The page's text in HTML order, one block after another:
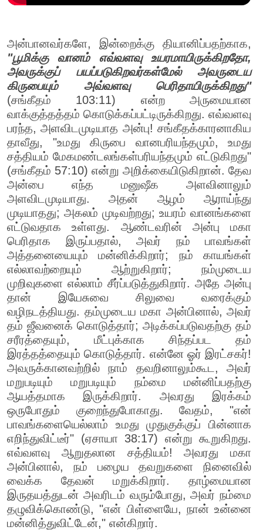
அன்பானவர்களே, இன்றைக்கு தியானிப்பதற்காக,
"பூமிக்கு வானம் எவ்வளவு உயரமாயிருக்கிறதோ,
அவருக்குப் பயப்படுகிறவர்கள்மேல் அவருடைய
கிருபையும் அவ்வளவு பெரிதாயிருக்கிறது"
(சங்கீதம் 103:11) என்ற அருமையான
வாக்குத்தத்தம் கொடுக்கப்பட்டிருக்கிறது. எவ்வளவு
பரந்த, அளவிடமுடியாத அன்பு! சங்கீதக்காரனாகிய
தாவீது, "உமது கிருபை வானபரியந்தமும், உமது
சத்தியம் மேகமண்டலங்கள்பரியந்தமும் எட்டுகிறது"
(சங்கீதம் 57:10) என்று அறிக்கையிடுகிறான். தேவ
அன்பை எந்த மனுஷீக அளவினாலும்
அளவிடமுடியாது. அதன் ஆழம் ஆராய்ந்து
முடியாதது; அகலம் முடிவற்றது; உயரம் வானங்களை
எட்டுவதாக உள்ளது. ஆண்டவரின் அன்பு மகா
பெரிதாக இருப்பதால், அவர் நம் பாவங்கள்
அத்தனையையும் மன்னிக்கிறார்; நம் காயங்கள்
எல்லாவற்றையும் ஆற்றுகிறார்; நம்முடைய
முறிவுகளை எல்லாம் சீர்ப்படுத்துகிறார். அதே அன்பு
தான் இயேசுவை சிலுவை வரைக்கும்
வழிநடத்தியது. தம்முடைய மகா அன்பினால், அவர்
தம் ஜீவனைக் கொடுத்தார்; அடிக்கப்படுவதற்கு தம்
சரீரத்தையும், மீட்புக்காக சிந்தப்பட தம்
இரத்தத்தையும் கொடுத்தார். என்னே ஓர் இரட்சகர்!
அவருக்கானவற்றில் நாம் தவறினாலும்கூட, அவர்
மறுபடியும் மறுபடியும் நம்மை மன்னிப்பதற்கு
ஆயத்தமாக இருக்கிறார். அவரது இரக்கம்
ஒருபோதும் குறைந்துபோகாது. வேதம், "என்
பாவங்களையெல்லாம் உமது முதுகுக்குப் பின்னாக
எறிந்துவிட்டீர்" (ஏசாயா 38:17) என்று கூறுகிறது.
எவ்வளவு ஆறுதலான சத்தியம்! அவரது மகா
அன்பினால், நம் பழைய தவறுகளை நினைவில்
வைக்க தேவன் மறுக்கிறார். தாழ்மையான
இருதயத்துடன் அவரிடம் வரும்போது, அவர் நம்மை
தழுவிக்கொண்டு, "என் பிள்ளையே, நான் உன்னை
மன்னித்துவிட்டேன்," என்கிறார்.